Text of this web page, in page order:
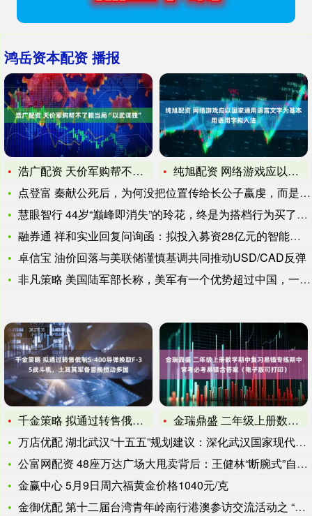
鸿岳资本配资 播报
浩广配资 天价军购帮不了赖当局“以武谋独”
纯旭配资 网络游戏应以国家通用语言文字为基本用语用字拟入法
点登富 秦献公死后，为何没把位置传给长公子嬴虔，而是传位于嬴
慧眼智行 44岁“巅峰即消失”的玲花，终是为搭档行为买了单，
融券通 祥和实业回复问询函：拟投入募资28亿元的智能装备生产
卓信宝 油价回落与美联储谨慎基调共同推动USD/CAD反弹
非凡策略 美国陆军部长称，美军有一个优势超过中国，一对一单挑
千金策略 拟通过转售俄制S-400导弹换取F-35战斗机，土
金瑞鼎盛 二年级上册数学期中复习易错专练期中常考必考易错含答
万店优配 湖北武汉“十五五”规划建议：深化武汉国家现代农业产
公富网配资 48座万达广场大甩卖背后：王健林“断腕式”自救能
金赢中心 5月9日周六福黄金价格1040元/克
金御优配 第十二届台湾青年岭南行港澳参访交流活动之 “青春